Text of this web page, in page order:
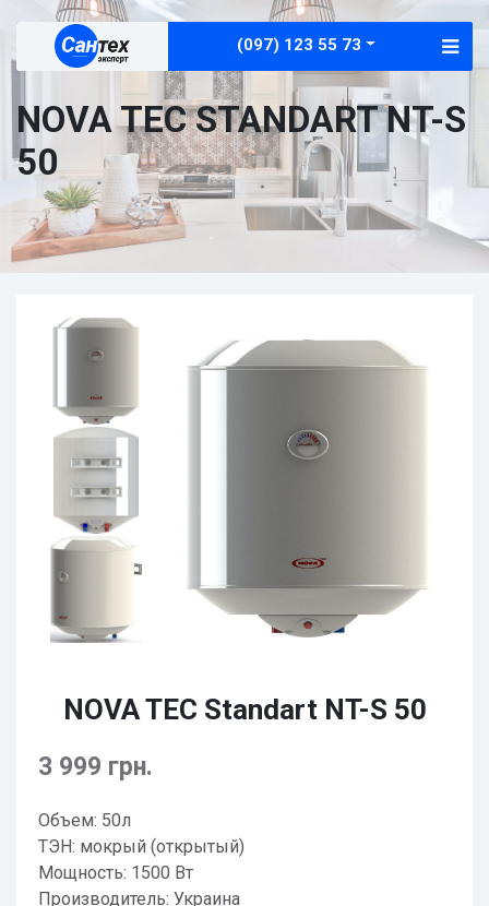
(097) 123 55 73
NOVA TEC STANDART NT-S
50
NOVA TEC Standart NT-S 50
3 999 грн.
Объем: 50л
ТЭН: мокрый (открытый)
Мощность: 1500 Вт
Производитель: Украина